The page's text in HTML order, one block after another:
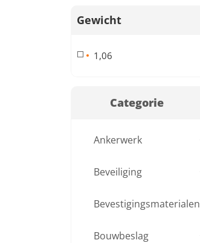
Gewicht
1,06
Categorie
Ankerwerk
Beveiliging
Bevestigingsmaterialen
Bouwbeslag